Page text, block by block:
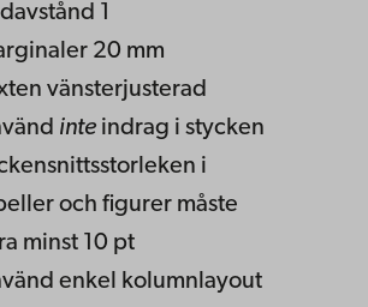
1
20 mm
vänsterjusterad
inte indrag i stycken
i
och figurer måste
minst 10 pt
enkel kolumnlayout